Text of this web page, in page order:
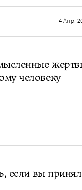
4 Апр.
человеку
если вы